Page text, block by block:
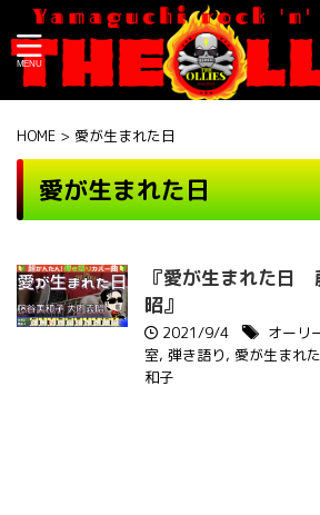
HOME > 愛が生まれた日
愛が生まれた日
『愛が生まれた日
昭』
2021/9/4 オーリ
室, 弾き語り, 愛が生まれ
和子